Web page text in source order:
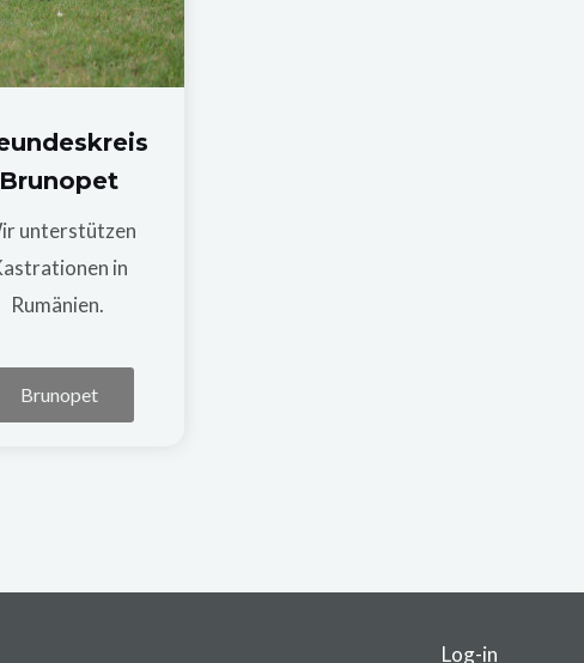
Brunopet
unterstützen
in
Rumänien.
Brunopet
Log-in